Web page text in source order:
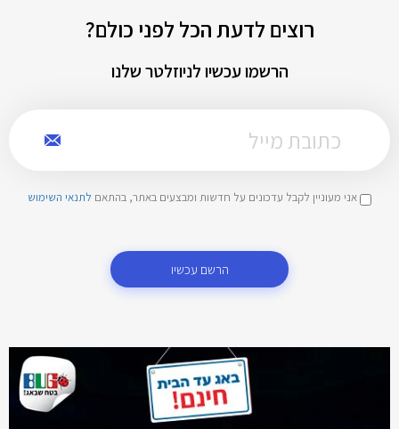
רוצים לדעת הכל לפני כולם?
הרשמו עכשיו לניוזלטר שלנו
אני מעוניין לקבל עדכונים על חדשות ומבצעים באתר, בהתאם לתנאי השימוש
הרשם עכשיו